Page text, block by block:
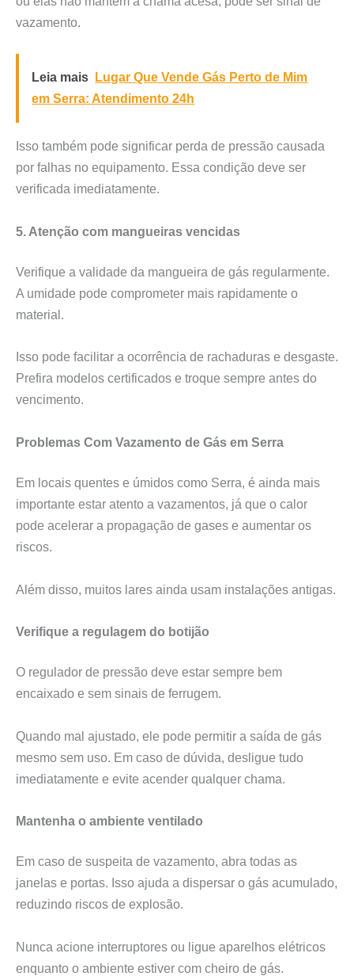
vazamento.
Leia mais
Lugar Que Vende Gás Perto de Mim
em Serra: Atendimento 24h
Isso também pode significar perda de pressão causada
por falhas no equipamento. Essa condição deve ser
verificada imediatamente.
5. Atenção com mangueiras vencidas
Verifique a validade da mangueira de gás regularmente.
A umidade pode comprometer mais rapidamente o
material.
Isso pode facilitar a ocorrência de rachaduras e desgaste.
Prefira modelos certificados e troque sempre antes do
vencimento.
Problemas Com Vazamento de Gás em Serra
Em locais quentes e úmidos como Serra, é ainda mais
importante estar atento a vazamentos, já que o calor
pode acelerar a propagação de gases e aumentar os
riscos.
Além disso, muitos lares ainda usam instalações antigas.
Verifique a regulagem do botijão
O regulador de pressão deve estar sempre bem
encaixado e sem sinais de ferrugem.
Quando mal ajustado, ele pode permitir a saída de gás
mesmo sem uso. Em caso de dúvida, desligue tudo
imediatamente e evite acender qualquer chama.
Mantenha o ambiente ventilado
Em caso de suspeita de vazamento, abra todas as
janelas e portas. Isso ajuda a dispersar o gás acumulado,
reduzindo riscos de explosão.
Nunca acione interruptores ou ligue aparelhos elétricos
enquanto o ambiente estiver com cheiro de gás.